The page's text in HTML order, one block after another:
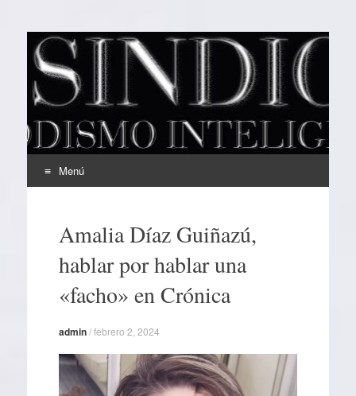
EL SINDICAL
Periodismo Inteligente
Menú
contenidoAmalia Díaz Guiñazú,
hablar por hablar una
«facho» en Crónica
admin/febrero 2, 2024